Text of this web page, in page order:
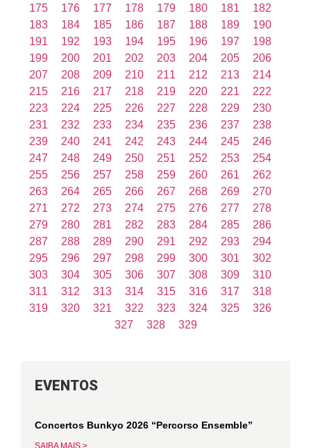
175
176 177 178 179 180 181
182
183
184 185 186 187 188 189
190
191
192 193 194 195 196 197
198
199
200 201 202 203 204 205
206
207
208 209 210 211 212 213
214
215
216 217 218 219 220 221
222
223
224 225 226 227 228 229
230
231
232 233 234 235 236 237
238
239
240 241 242 243 244 245
246
247
248 249 250 251 252 253
254
255
256 257 258 259 260 261
262
263
264 265 266 267 268 269
270
271
272 273 274 275 276 277
278
279
280 281 282 283 284 285
286
287
288 289 290 291 292 293
294
295
296 297 298 299 300 301
302
303
304 305 306 307 308 309
310
311
312 313 314 315 316 317
318
319
320 321 322 323 324 325
326
327
328 329
EVENTOS
Concertos Bunkyo 2026 “Percorso Ensemble”